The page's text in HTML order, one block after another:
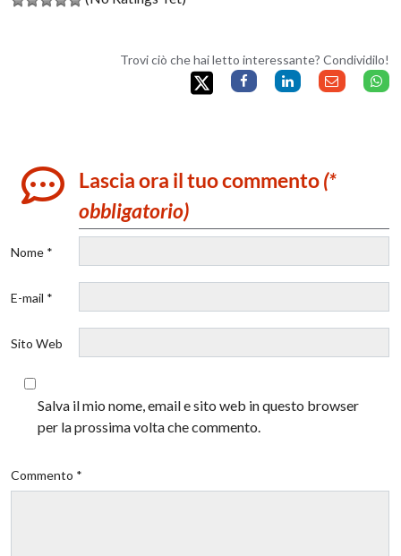
Trovi ciò che hai letto interessante? Condividilo!
Lascia ora il tuo commento(*
obbligatorio)
Nome *
E-mail *
Sito Web
Salva il mio nome, email e sito web in questo browser
per la prossima volta che commento.
Commento *